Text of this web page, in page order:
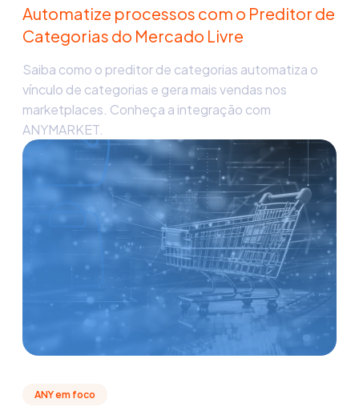
Automatize processos com o Preditor de
Categorias do Mercado Livre
Saiba como o preditor de categorias automatiza o
vínculo de categorias e gera mais vendas nos
marketplaces. Conheça a integração com
ANYMARKET.
ANY em foco